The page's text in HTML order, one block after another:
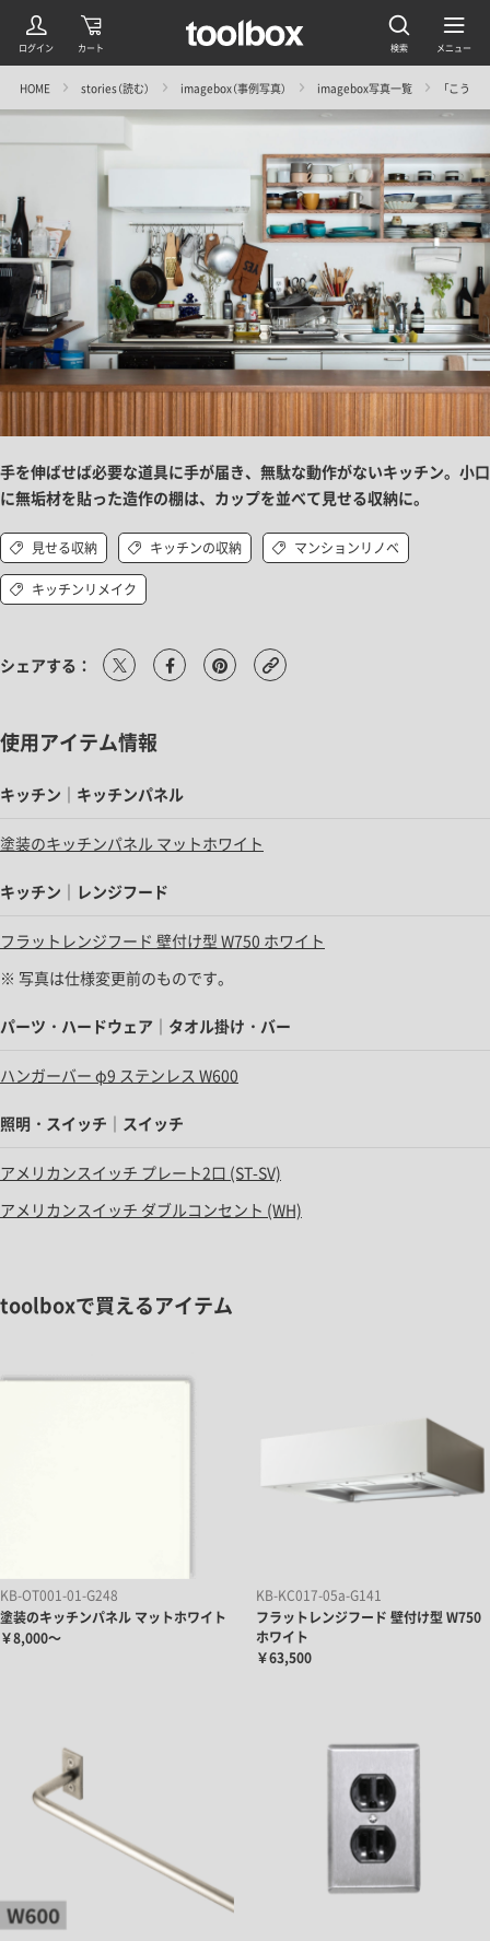
HOME stories（読む） imagebox（事例写真） imagebox写真一覧 「こう
手を伸ばせば必要な道具に手が届き、無駄な動作がないキッチン。小口
に無垢材を貼った造作の棚は、カップを並べて見せる収納に。
見せる収納 キッチンの収納 マンションリノベ
キッチンリメイク
シェアする：
使用アイテム情報
キッチン｜キッチンパネル
塗装のキッチンパネル マットホワイト
キッチン｜レンジフード
フラットレンジフード 壁付け型 W750 ホワイト
※ 写真は仕様変更前のものです。
パーツ・ハードウェア｜タオル掛け・バー
ハンガーバー φ9 ステンレス W600
照明・スイッチ｜スイッチ
アメリカンスイッチ プレート2口 (ST-SV)
アメリカンスイッチ ダブルコンセント (WH)
toolboxで買えるアイテム
KB-OT001-01-G248
塗装のキッチンパネル マットホワイト
￥8,000～
KB-KC017-05a-G141
フラットレンジフード 壁付け型 W750
ホワイト
￥63,500